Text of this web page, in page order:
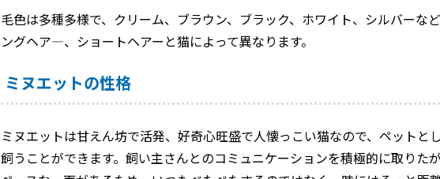
毛色は多種多様で、クリーム、ブラウン、ブラック、ホワイト、シルバーな
ングヘア―、ショートヘアーと猫によって異なります。
ミヌエットの性格
ミヌエットは甘えん坊で活発、好奇心旺盛で人懐っこい猫なので、ペットと
飼うことができます。飼い主さんとのコミュニケーションを積極的に取りた